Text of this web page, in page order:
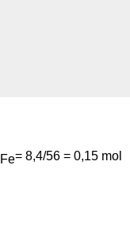
Fe= 8,4/56 = 0,15 mol